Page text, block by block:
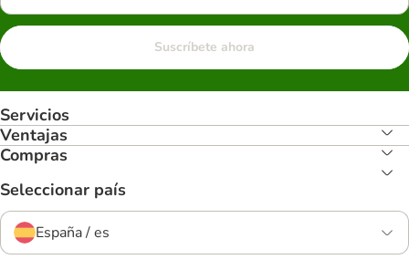
Suscríbete ahora
Servicios
Ventajas
Compras
Seleccionar país
España / es